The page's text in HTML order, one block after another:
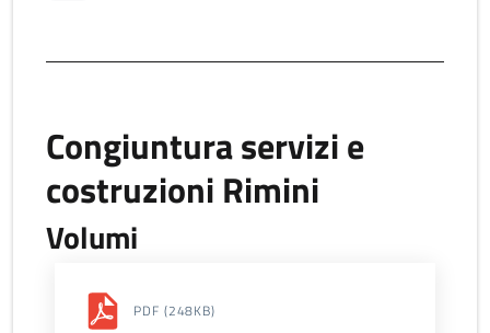
Congiuntura servizi e
costruzioni Rimini
Volumi
PDF (248KB)